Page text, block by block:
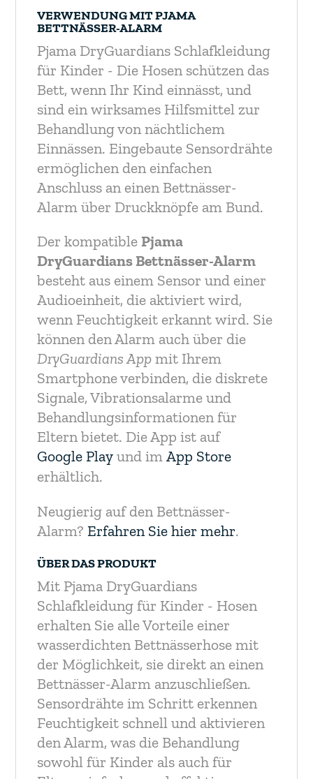
VERWENDUNG MIT PJAMA
BETTNÄSSER-ALARM
Pjama DryGuardians Schlafkleidung
für Kinder - Die Hosen schützen das
Bett, wenn Ihr Kind einnässt, und
sind ein wirksames Hilfsmittel zur
Behandlung von nächtlichem
Einnässen. Eingebaute Sensordrähte
ermöglichen den einfachen
Anschluss an einen Bettnässer-
Alarm über Druckknöpfe am Bund.
Der kompatible Pjama
DryGuardians Bettnässer-Alarm
besteht aus einem Sensor und einer
Audioeinheit, die aktiviert wird,
wenn Feuchtigkeit erkannt wird. Sie
können den Alarm auch über die
DryGuardians Appmit Ihrem
Smartphone verbinden, die diskrete
Signale, Vibrationsalarme und
Behandlungsinformationen für
Eltern bietet. Die App ist auf
Google Playund imApp Store
erhältlich.
Neugierig auf den Bettnässer-
Alarm?Erfahren Sie hier mehr.
ÜBER DAS PRODUKT
Mit Pjama DryGuardians
Schlafkleidung für Kinder - Hosen
erhalten Sie alle Vorteile einer
wasserdichten Bettnässerhose mit
der Möglichkeit, sie direkt an einen
Bettnässer-Alarm anzuschließen.
Sensordrähte im Schritt erkennen
Feuchtigkeit schnell und aktivieren
den Alarm, was die Behandlung
sowohl für Kinder als auch für